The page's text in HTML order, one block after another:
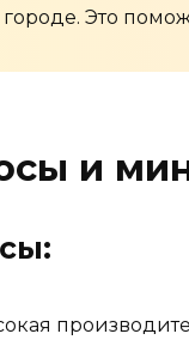
городе. Это
и